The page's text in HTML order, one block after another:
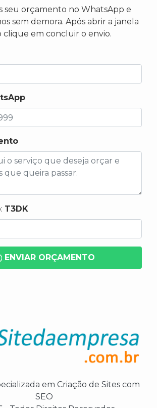
seu orçamento no WhatsApp e
sem demora. Após abrir a janela
clique em concluir o envio.
T3DK
ENVIAR ORÇAMENTO
em Criação de Sites com
SEO